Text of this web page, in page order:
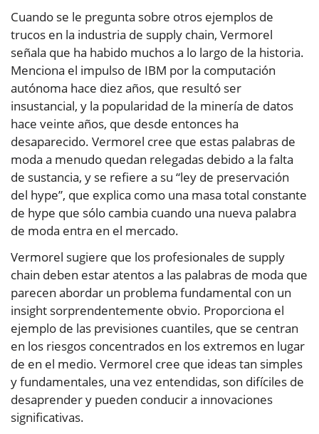
Cuando se le pregunta sobre otros ejemplos de
trucos en la industria de supply chain, Vermorel
señala que ha habido muchos a lo largo de la historia.
Menciona el impulso de IBM por la computación
autónoma hace diez años, que resultó ser
insustancial, y la popularidad de la minería de datos
hace veinte años, que desde entonces ha
desaparecido. Vermorel cree que estas palabras de
moda a menudo quedan relegadas debido a la falta
de sustancia, y se refiere a su “ley de preservación
del hype”, que explica como una masa total constante
de hype que sólo cambia cuando una nueva palabra
de moda entra en el mercado.
Vermorel sugiere que los profesionales de supply
chain deben estar atentos a las palabras de moda que
parecen abordar un problema fundamental con un
insight sorprendentemente obvio. Proporciona el
ejemplo de las previsiones cuantiles, que se centran
en los riesgos concentrados en los extremos en lugar
de en el medio. Vermorel cree que ideas tan simples
y fundamentales, una vez entendidas, son difíciles de
desaprender y pueden conducir a innovaciones
significativas.